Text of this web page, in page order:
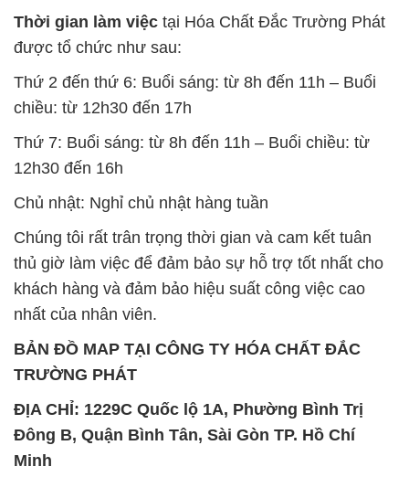
Thời gian làm việc tại Hóa Chất Đắc Trường Phát
được tổ chức như sau:
Thứ 2 đến thứ 6: Buổi sáng: từ 8h đến 11h – Buổi
chiều: từ 12h30 đến 17h
Thứ 7: Buổi sáng: từ 8h đến 11h – Buổi chiều: từ
12h30 đến 16h
Chủ nhật: Nghỉ chủ nhật hàng tuần
Chúng tôi rất trân trọng thời gian và cam kết tuân
thủ giờ làm việc để đảm bảo sự hỗ trợ tốt nhất cho
khách hàng và đảm bảo hiệu suất công việc cao
nhất của nhân viên.
BẢN ĐỒ MAP TẠI CÔNG TY HÓA CHẤT ĐẮC
TRƯỜNG PHÁT
ĐỊA CHỈ: 1229C Quốc lộ 1A, Phường Bình Trị
Đông B, Quận Bình Tân, Sài Gòn TP. Hồ Chí
Minh